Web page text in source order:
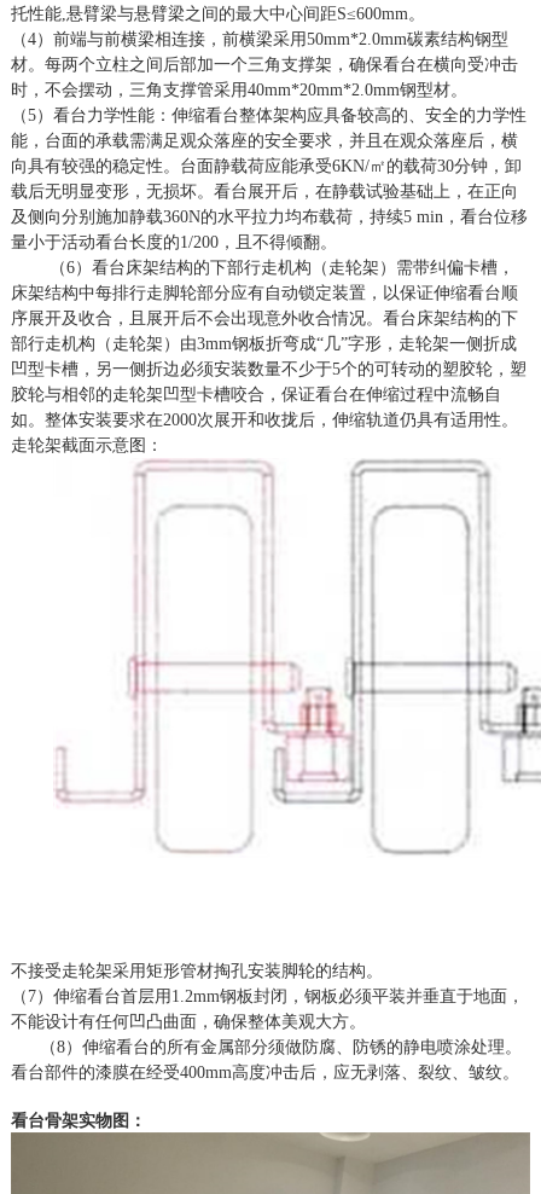
托性能,悬臂梁与悬臂梁之间的最大中心间距S≤600mm。
（4）前端与前横梁相连接，前横梁采用50mm*2.0mm碳素结构钢型
材。每两个立柱之间后部加一个三角支撑架，确保看台在横向受冲击
时，不会摆动，三角支撑管采用40mm*20mm*2.0mm钢型材。
（5）看台力学性能：伸缩看台整体架构应具备较高的、安全的力学性
能，台面的承载需满足观众落座的安全要求，并且在观众落座后，横
向具有较强的稳定性。台面静载荷应能承受6KN/㎡的载荷30分钟，卸
载后无明显变形，无损坏。 看台展开后，在静载试验基础上，在正向
及侧向分别施加静载360N的水平拉力均布载荷，持续5 min，看台位移
量小于活动看台长度的1/200，且不得倾翻。
（6）看台床架结构的下部行走机构（走轮架）需带纠偏卡槽，
床架结构中每排行走脚轮部分应有自动锁定装置，以保证伸缩看台顺
序展开及收合，且展开后不会出现意外收合情况。看台床架结构的下
部行走机构（走轮架）由3mm钢板折弯成“几”字形，走轮架一侧折成
凹型卡槽，另一侧折边必须安装数量不少于5个的可转动的塑胶轮，塑
胶轮与相邻的走轮架凹型卡槽咬合，保证看台在伸缩过程中流畅自
如。整体安装要求在2000次展开和收拢后，伸缩轨道仍具有适用性。
走轮架截面示意图：
不接受走轮架采用矩形管材掏孔安装脚轮的结构。
（ 7）伸缩看台首层用1.2mm钢板封闭，钢板必须平装并垂直于地面，
不能设计有任何凹凸曲面，确保整体美观大方。
（8）伸缩看台的所有金属部分须做防腐、防锈的静电喷涂处理。
看台部件的漆膜在经受400mm高度冲击后，应无剥落、裂纹、皱纹。
看台骨架实物图：